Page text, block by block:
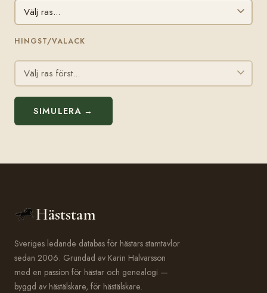
HINGST/VALACK
SIMULERA →
Häststam
Sveriges ledande databas för hästars stamtavlor
sedan 2006. Grundad av Karin Halvarsson
med en passion för hästar och genealogi —
byggd av hästälskare, för hästälskare.